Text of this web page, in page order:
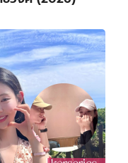
(2027)